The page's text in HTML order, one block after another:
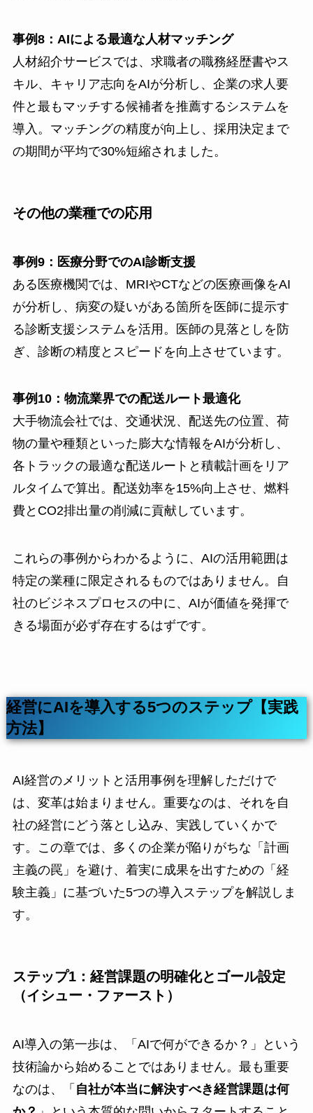
事例8：AIによる最適な人材マッチング
人材紹介サービスでは、求職者の職務経歴書やス
キル、キャリア志向をAIが分析し、企業の求人要
件と最もマッチする候補者を推薦するシステムを
導入。マッチングの精度が向上し、採用決定まで
の期間が平均で30%短縮されました。
その他の業種での応用
事例9：医療分野でのAI診断支援
ある医療機関では、MRIやCTなどの医療画像をAI
が分析し、病変の疑いがある箇所を医師に提示す
る診断支援システムを活用。医師の見落としを防
ぎ、診断の精度とスピードを向上させています。
事例10：物流業界での配送ルート最適化
大手物流会社では、交通状況、配送先の位置、荷
物の量や種類といった膨大な情報をAIが分析し、
各トラックの最適な配送ルートと積載計画をリア
ルタイムで算出。配送効率を15%向上させ、燃料
費とCO2排出量の削減に貢献しています。
これらの事例からわかるように、AIの活用範囲は
特定の業種に限定されるものではありません。自
社のビジネスプロセスの中に、AIが価値を発揮で
きる場面が必ず存在するはずです。
経営にAIを導入する5つのステップ【実践
方法】
AI経営のメリットと活用事例を理解しただけで
は、変革は始まりません。重要なのは、それを自
社の経営にどう落とし込み、実践していくかで
す。この章では、多くの企業が陥りがちな「計画
主義の罠」を避け、着実に成果を出すための「経
験主義」に基づいた5つの導入ステップを解説しま
す。
ステップ1：経営課題の明確化とゴール設定
（イシュー・ファースト）
AI導入の第一歩は、「AIで何ができるか？」という
技術論から始めることではありません。最も重要
なのは、「 自社が本当に解決すべき経営課題は何